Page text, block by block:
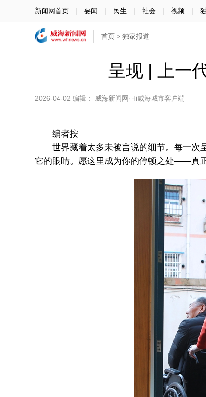
新闻网首页 | 要闻 | 民生 | 社会 | 视频 |
首页 > 独家报道
呈现 | 上一
2026-04-02 编辑： 威海新闻网·Hi威海城市客户端
编者按
世界藏着太多未被言说的细节。每一次呈
它的眼睛。愿这里成为你的停顿之处——真